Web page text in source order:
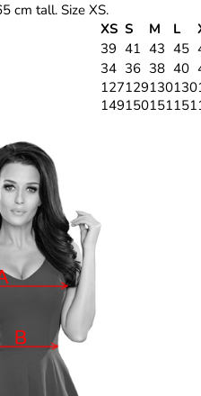
cm tall. Size XS.
XS S M L
39 41 43 45
34 36 38 40
127129130130
149150151151